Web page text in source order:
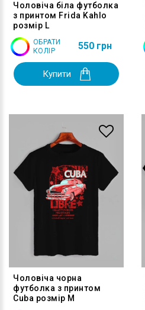
Чоловіча біла футболка
з принтом Frida Kahlo
розмір L
ОБРАТИ
КОЛІР
550 грн
Купити
Чоловіча чорна
футболка з принтом
Cuba розмір M